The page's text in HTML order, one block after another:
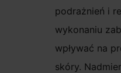
podrażnień i
wykonaniu
wpływać na
skóry.